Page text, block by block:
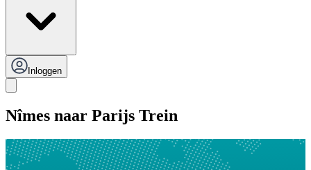
Inloggen
Nîmes naar Parijs Trein